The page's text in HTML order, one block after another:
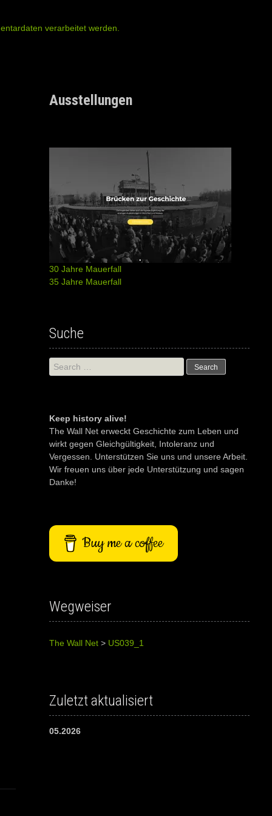
verarbeitet werden.
Ausstellungen
30 Jahre Mauerfall
35 Jahre Mauerfall
Suche
Search
for:
Keep history alive!
The Wall Net erweckt Geschichte zum Leben und
wirkt gegen Gleichgültigkeit, Intoleranz und
Vergessen. Unterstützen Sie uns und unsere Arbeit.
Wir freuen uns über jede Unterstützung und sagen
Danke!
Buy me a coffee
Wegweiser
The Wall Net> US039_1
Zuletzt aktualisiert
05.2026